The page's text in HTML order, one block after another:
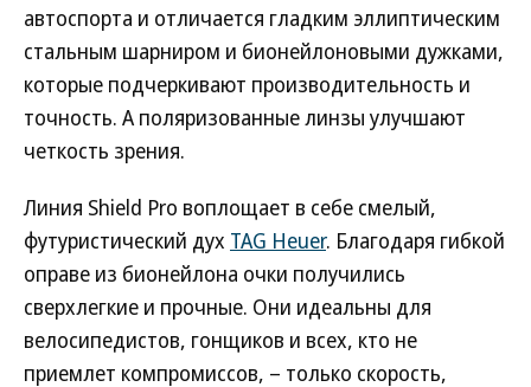
автоспорта и отличается гладким эллиптическим
стальным шарниром и бионейлоновыми дужками,
которые подчеркивают производительность и
точность. А поляризованные линзы улучшают
четкость зрения.
Линия Shield Pro воплощает в себе смелый,
футуристический дух TAG Heuer. Благодаря гибкой
оправе из бионейлона очки получились
сверхлегкие и прочные. Они идеальны для
велосипедистов, гонщиков и всех, кто не
приемлет компромиссов, – только скорость,